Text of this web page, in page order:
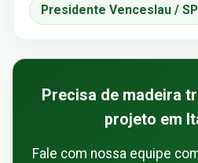
Presidente Venceslau / SP
Precisa de madeira
projeto em
Fale com nossa equipe